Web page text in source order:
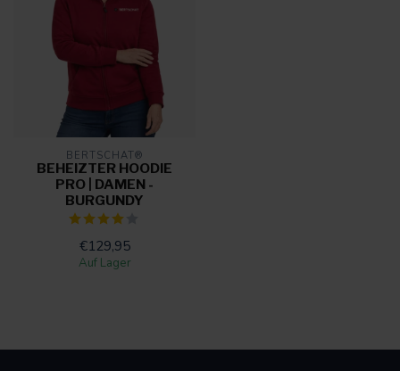
BERTSCHAT®
BEHEIZTER HOODIE
PRO | DAMEN -
BURGUNDY
€129,95
Auf Lager